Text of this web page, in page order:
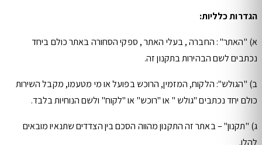
הגדרות כלליות:
א) "האתר" : החברה , בעלי האתר , ספקי הסחורה באתר כולם ביחד
נכתבים לשם הבהירות בתקנון זה.
ב) "הגולש": הלקוח, המזמין, הרוכש בפועל או מי מטעמו, מקבל השירות
כולם יחד נכתבים "גולש " או "רוכש" או "לקוח" ולשם הנוחיות בלבד.
ג) "תקנון" – באתר זה התקנון מהווה הסכם בין הצדדים שתנאיו מובאים
להלן.